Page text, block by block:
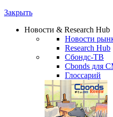
Закрыть
Новости & Research Hub
Новости
Research Hub
Сбондс-ТВ
Cbonds для
Глоссарий